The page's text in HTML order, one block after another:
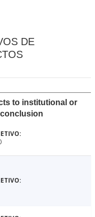
DE
to institutional or